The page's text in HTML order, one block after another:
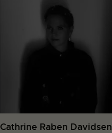
Cathrine Raben Davidsen